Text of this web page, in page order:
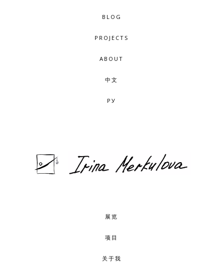
BLOG
PROJECTS
ABOUT
中文
РУ
展览
项目
关于我